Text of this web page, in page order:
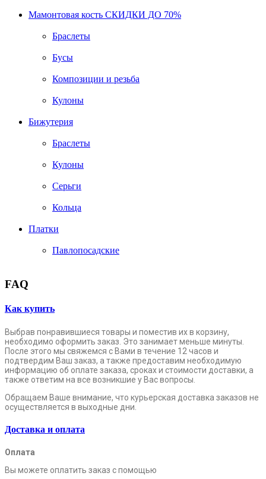
Мамонтовая кость СКИДКИ ДО 70%
Браслеты
Бусы
Композиции и резьба
Кулоны
Бижутерия
Браслеты
Кулоны
Серьги
Кольца
Платки
Павлопосадские
FAQ
Как купить
Выбрав понравившиеся товары и поместив их в корзину,
необходимо оформить заказ. Это занимает меньше минуты.
После этого мы свяжемся с Вами в течение 12 часов и
подтвердим Ваш заказ, а также предоставим необходимую
информацию об оплате заказа, сроках и стоимости доставки, а
также ответим на все возникшие у Вас вопросы.
Обращаем Ваше внимание, что курьерская доставка заказов не
осуществляется в выходные дни.
Доставка и оплата
Оплата
Вы можете оплатить заказ с помощью